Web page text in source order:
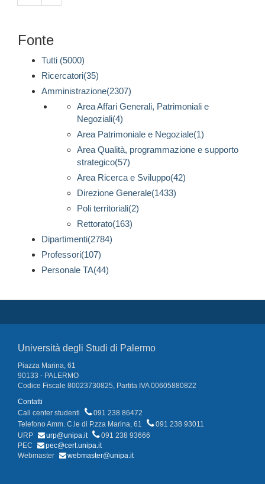
Fonte
Tutti (5000)
Ricercatori(35)
Amministrazione(2307)
Area Affari Generali, Patrimoniali e
Negoziali(4)
Area Patrimoniale e Negoziale(1)
Area Qualità, programmazione e supporto
strategico(57)
Area Ricerca e Sviluppo(42)
Direzione Generale(1433)
Poli territoriali(2)
Rettorato(163)
Dipartimenti(2784)
Professori(107)
Personale TA(44)
Università degli Studi di Palermo
Piazza Marina, 61
90133 - PALERMO
Codice Fiscale 80023730825, Partita IVA 00605880822
Contatti
Call center studenti
091 238 86472
Telefono Amm. C.le di P.zza Marina, 61
091 238 93011
URP
urp@unipa.it
091 238 93666
PEC
pec@cert.unipa.it
Webmaster
webmaster@unipa.it